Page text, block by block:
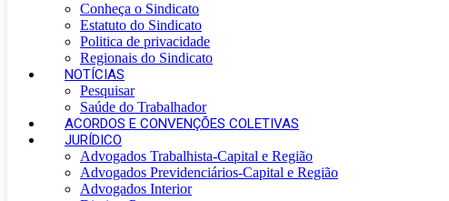
Conheça o Sindicato
Estatuto do Sindicato
Politica de privacidade
Regionais do Sindicato
NOTÍCIAS
Pesquisar
Saúde do Trabalhador
ACORDOS E CONVENÇÕES COLETIVAS
JURÍDICO
Advogados Trabalhista-Capital e Região
Advogados Previdenciários-Capital e Região
Advogados Interior